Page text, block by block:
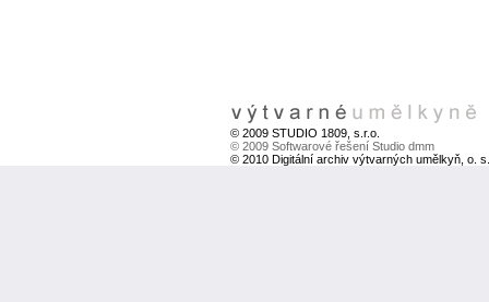
© 2009 STUDIO 1809, s.r.o.
© 2009 Softwarové řešení Studio dmm
© 2010 Digitální archiv výtvarných umělkyň, o. s.